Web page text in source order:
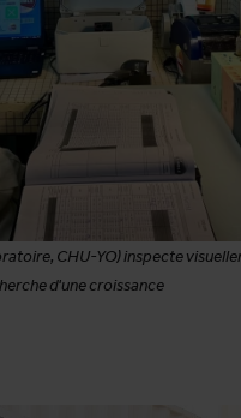
CHU-YO) inspecte
d'une croissance